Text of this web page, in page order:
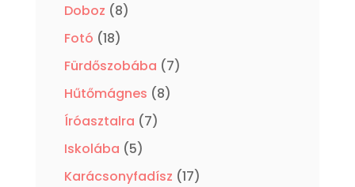
Doboz 88
Fotó 1818
termék
Fürdőszobába 77
Hűtőmágnes 88
Íróasztalra 77
Iskolába 55
termék
Karácsonyfadísz 1717